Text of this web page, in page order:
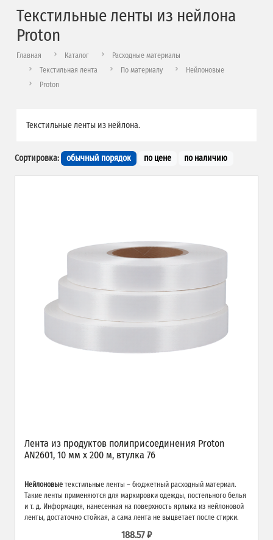
Текстильные ленты из нейлона
Proton
Главная Каталог
Расходные материалы
Текстильная лента
По материалу
Нейлоновые
Proton
Текстильные ленты из нейлона.
Сортировка: обычный порядок по цене по наличию
Лента из продуктов полиприсоединения Proton
AN2601, 10 мм х 200 м, втулка 76
Нейлоновые текстильные ленты – бюджетный расходный материал.
Такие ленты применяются для маркировки одежды, постельного белья
и т. д. Информация, нанесенная на поверхность ярлыка из нейлоновой
ленты, достаточно стойкая, а сама лента не выцветает после стирки.
188.57 ₽